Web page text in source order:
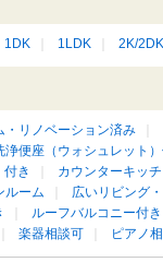
1DK 1LDK 2K/2DK
・リノベーション済み
浄便座（ウォシュレット）
付き
カウンターキッ
ルーム
広いリビング
ルーフバルコニー付き
楽器相談可 ピアノ